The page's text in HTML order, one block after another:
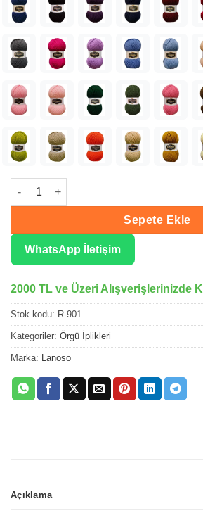
Lanoso Remy Krem El Örgü İpliği 901
Sepete Ekle
WhatsApp İletişim
2000 TL ve Üzeri Alışverişlerinizde
Stok kodu: R-901
Kategoriler: Örgü İplikleri
Marka: Lanoso
Açıklama